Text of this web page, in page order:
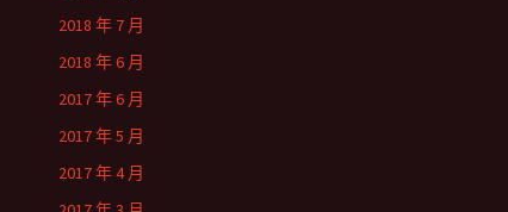
2018 年 7 月
2018 年 6 月
2017 年 6 月
2017 年 5 月
2017 年 4 月